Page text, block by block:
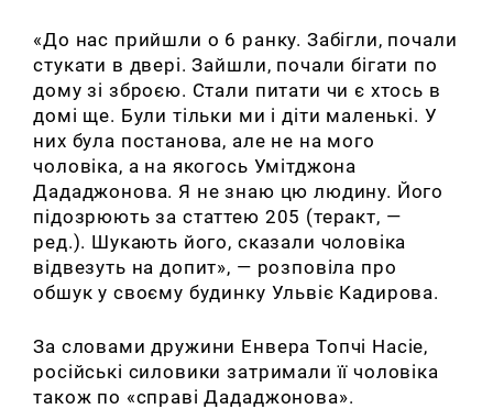
«До нас прийшли о 6 ранку. Забігли, почали
стукати в двері. Зайшли, почали бігати по
дому зі зброєю. Стали питати чи є хтось в
домі ще. Були тільки ми і діти маленькі. У
них була постанова, але не на мого
чоловіка, а на якогось Умітджона
Дададжонова. Я не знаю цю людину. Його
підозрюють за статтею 205 (теракт, —
ред.). Шукають його, сказали чоловіка
відвезуть на допит», — розповіла про
обшук у своєму будинку Ульвіє Кадирова.
За словами дружини Енвера Топчі Насіе,
російські силовики затримали її чоловіка
також по «справі Дададжонова».